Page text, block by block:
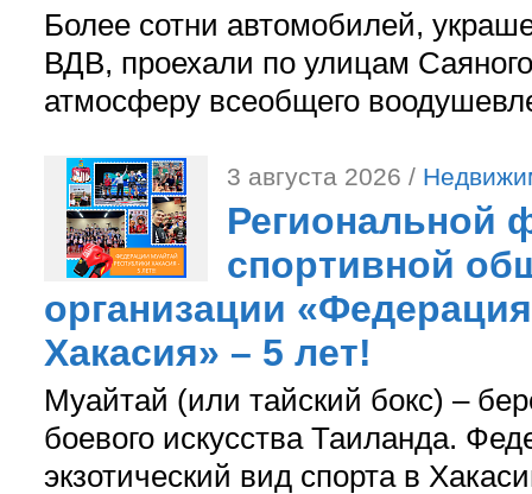
Более сотни автомобилей,
ВДВ, проехали по улицам
атмосферу всеобщего
3 августа 2026 /
Региональной
спортивной
организации
Хакасия» – 5 лет!
Муайтай (или тайский бокс) –
боевого искусства Таиланда.
экзотический вид спорта в